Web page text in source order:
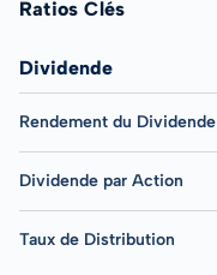
Ratios Clés
Dividende
Rendement du Dividende
Dividende par Action
Taux de Distribution